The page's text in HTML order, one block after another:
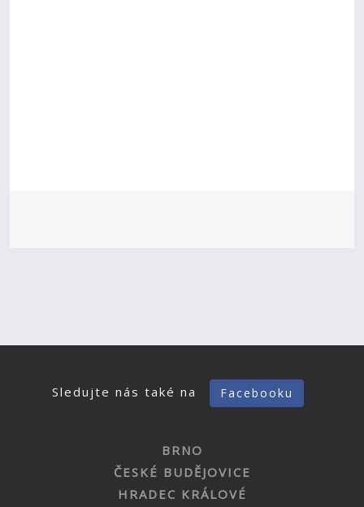
Sledujte nás také na Facebooku
BRNO
ČESKÉ BUDĚJOVICE
HRADEC KRÁLOVÉ